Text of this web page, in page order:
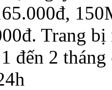
Trang
đến 2